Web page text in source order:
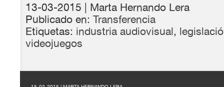
13-03-2015 | Marta Hernando Lera
Publicado en: Transferencia
Etiquetas: industria audiovisual,
videojuegos